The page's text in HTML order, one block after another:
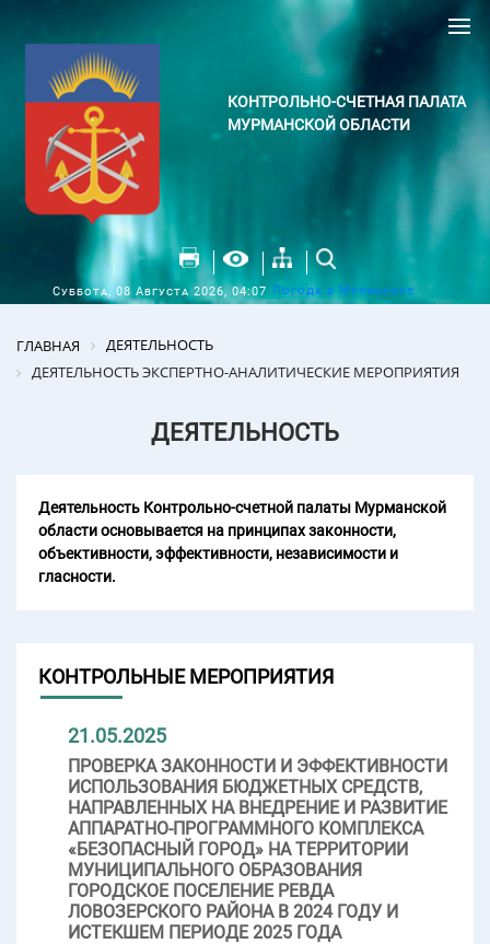
КОНТРОЛЬНО-СЧЕТНАЯ ПАЛАТА
МУРМАНСКОЙ ОБЛАСТИ
Суббота, 08 Августа 2026, 04:07 Погода в Мурманске
ГЛАВНАЯ
ДЕЯТЕЛЬНОСТЬ
ДЕЯТЕЛЬНОСТЬ ЭКСПЕРТНО-АНАЛИТИЧЕСКИЕ МЕРОПРИЯТИЯ
ДЕЯТЕЛЬНОСТЬ
Деятельность Контрольно-счетной палаты Мурманской
области основывается на принципах законности,
объективности, эффективности, независимости и
гласности.
КОНТРОЛЬНЫЕ МЕРОПРИЯТИЯ
21.05.2025
ПРОВЕРКА ЗАКОННОСТИ И ЭФФЕКТИВНОСТИ
ИСПОЛЬЗОВАНИЯ БЮДЖЕТНЫХ СРЕДСТВ,
НАПРАВЛЕННЫХ НА ВНЕДРЕНИЕ И РАЗВИТИЕ
АППАРАТНО-ПРОГРАММНОГО КОМПЛЕКСА
«БЕЗОПАСНЫЙ ГОРОД» НА ТЕРРИТОРИИ
МУНИЦИПАЛЬНОГО ОБРАЗОВАНИЯ
ГОРОДСКОЕ ПОСЕЛЕНИЕ РЕВДА
ЛОВОЗЕРСКОГО РАЙОНА В 2024 ГОДУ И
ИСТЕКШЕМ ПЕРИОДЕ 2025 ГОДА